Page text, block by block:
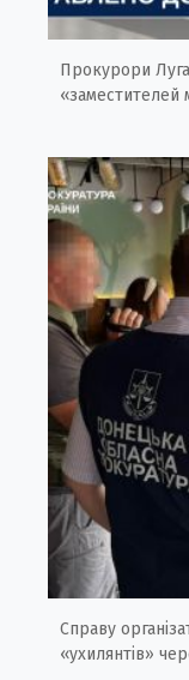
Прокурори
«заместителей
Справу
«ухилянтів»